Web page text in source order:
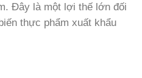
Đây là một lợi thế lớn đối
thực phẩm xuất khẩu